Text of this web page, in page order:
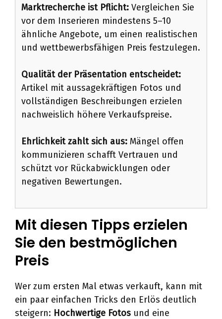
Marktrecherche ist Pflicht: Vergleichen Sie
vor dem Inserieren mindestens 5–10
ähnliche Angebote, um einen realistischen
und wettbewerbsfähigen Preis festzulegen.
Qualität der Präsentation entscheidet:
Artikel mit aussagekräftigen Fotos und
vollständigen Beschreibungen erzielen
nachweislich höhere Verkaufspreise.
Ehrlichkeit zahlt sich aus: Mängel offen
kommunizieren schafft Vertrauen und
schützt vor Rückabwicklungen oder
negativen Bewertungen.
Mit diesen Tipps erzielen
Sie den bestmöglichen
Preis
Wer zum ersten Mal etwas verkauft, kann mit
ein paar einfachen Tricks den Erlös deutlich
steigern: Hochwertige Fotos und eine